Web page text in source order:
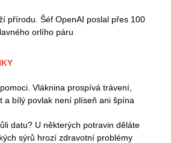
přírodu. Šéf OpenAI poslal přes 100
orlího páru
Vláknina prospívá trávení,
a bílý povlak není plíseň ani špína
datu? U některých potravin děláte
sýrů hrozí zdravotní problémy